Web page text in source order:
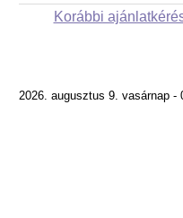
Korábbi
2026. augusztus 9. vasárnap -